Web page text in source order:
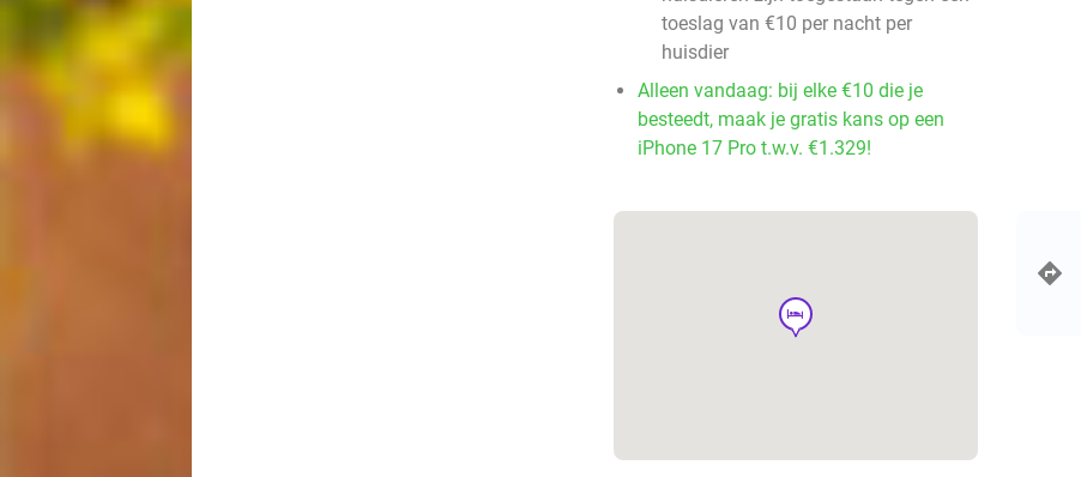
toeslag van €10 per nacht per
huisdier
Alleen vandaag: bij elke €10 die je
besteedt, maak je gratis kans op een
iPhone 17 Pro t.w.v. €1.329!
hotel